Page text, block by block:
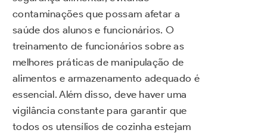
contaminações que possam afetar a
saúde dos alunos e funcionários. O
treinamento de funcionários sobre as
melhores práticas de manipulação de
alimentos e armazenamento adequado é
essencial. Além disso, deve haver uma
vigilância constante para garantir que
todos os utensílios de cozinha estejam